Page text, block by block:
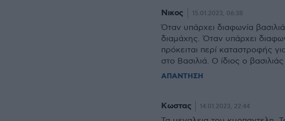
Νικος 15.01.2023, 06:38
Όταν υπάρχει διαφωνία
διαμάχης. Όταν υπάρχει
πρόκειται περί καταστροφής
στο Βασιλιά. Ο ίδιος ο
ΑΠΑΝΤΗΣΗ
Κωστας 14.01.2023, 22:44